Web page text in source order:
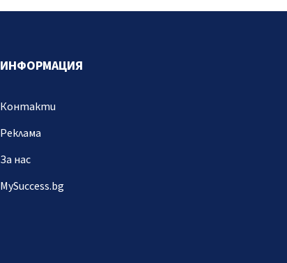
ИНФОРМАЦИЯ
Контакти
Реклама
За нас
MySuccess.bg